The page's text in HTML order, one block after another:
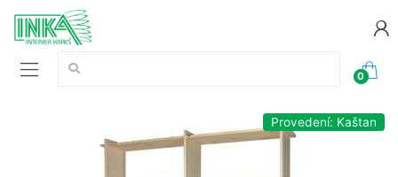
Vyhledávání:
0
Provedení: Kaštan